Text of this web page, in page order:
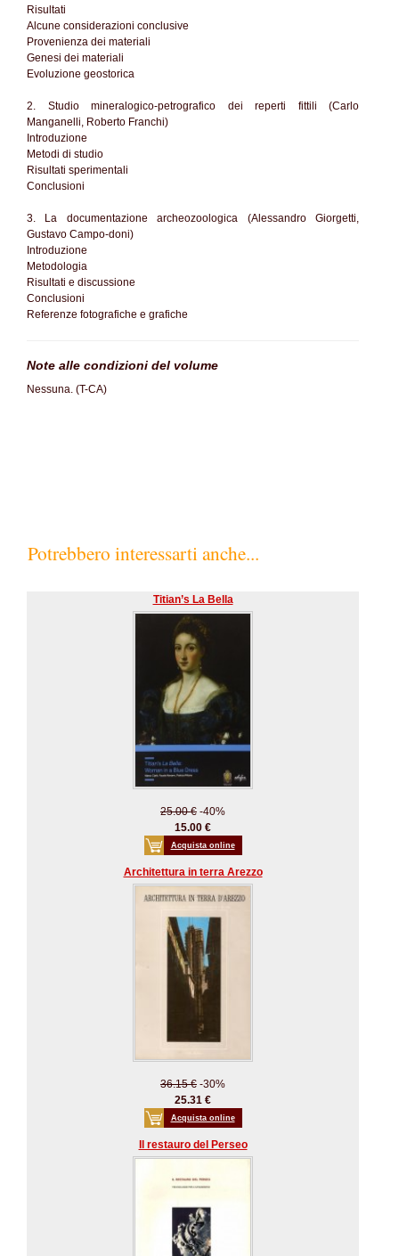
Risultati
Alcune considerazioni conclusive
Provenienza dei materiali
Genesi dei materiali
Evoluzione geostorica
2. Studio mineralogico-petrografico dei reperti fittili (Carlo
Manganelli, Roberto Franchi)
Introduzione
Metodi di studio
Risultati sperimentali
Conclusioni
3. La documentazione archeozoologica (Alessandro Giorgetti,
Gustavo Campo-doni)
Introduzione
Metodologia
Risultati e discussione
Conclusioni
Referenze fotografiche e grafiche
Note alle condizioni del volume
Nessuna. (T-CA)
Potrebbero interessarti anche...
Titian’s La Bella
25.00 € -40%
15.00 €
Acquista online
Architettura in terra Arezzo
36.15 € -30%
25.31 €
Acquista online
Il restauro del Perseo